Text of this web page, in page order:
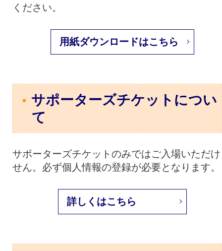
ください。
用紙ダウンロードはこちら
サポーターズチケットについ
て
サポーターズチケットのみではご入場いただ
せん。必ず個人情報の登録が必要となります。
詳しくはこちら